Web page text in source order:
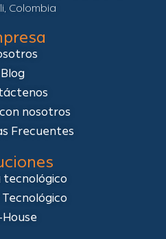
Colombia
Blog
nosotros
Frecuentes
tecnológico
House